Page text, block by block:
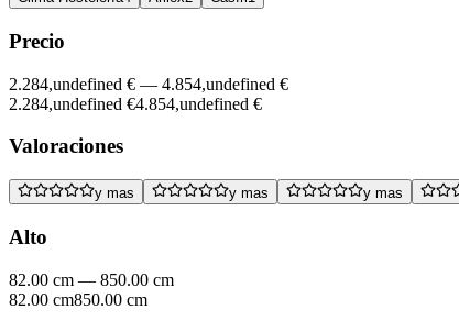
Precio
2.284,undefined € — 4.854,undefined €
2.284,undefined €4.854,undefined €
Valoraciones
y mas y mas y mas
Alto
82.00 cm — 850.00 cm
82.00 cm850.00 cm